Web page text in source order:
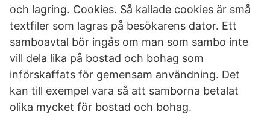
och lagring. Cookies. Så kallade cookies är små
textfiler som lagras på besökarens dator. Ett
samboavtal bör ingås om man som sambo inte
vill dela lika på bostad och bohag som
införskaffats för gemensam användning. Det
kan till exempel vara så att samborna betalat
olika mycket för bostad och bohag.